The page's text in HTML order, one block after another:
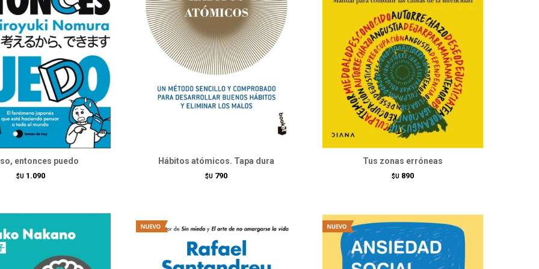
entonces puedo
$U 1.090
Hábitos atómicos. Tapa dura
$U 790
Tus zonas erróneas
$U 890